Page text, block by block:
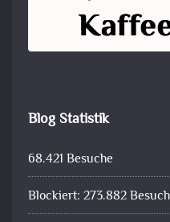
Blog Statistik
68.421 Besuche
Blockiert: 273.882